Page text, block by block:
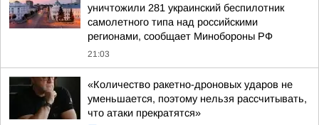
уничтожили 281 украинский беспилотник
самолетного типа над российскими
регионами, сообщает Минобороны РФ
21:03
«Количество ракетно-дроновых ударов не
уменьшается, поэтому нельзя рассчитывать,
что атаки прекратятся»